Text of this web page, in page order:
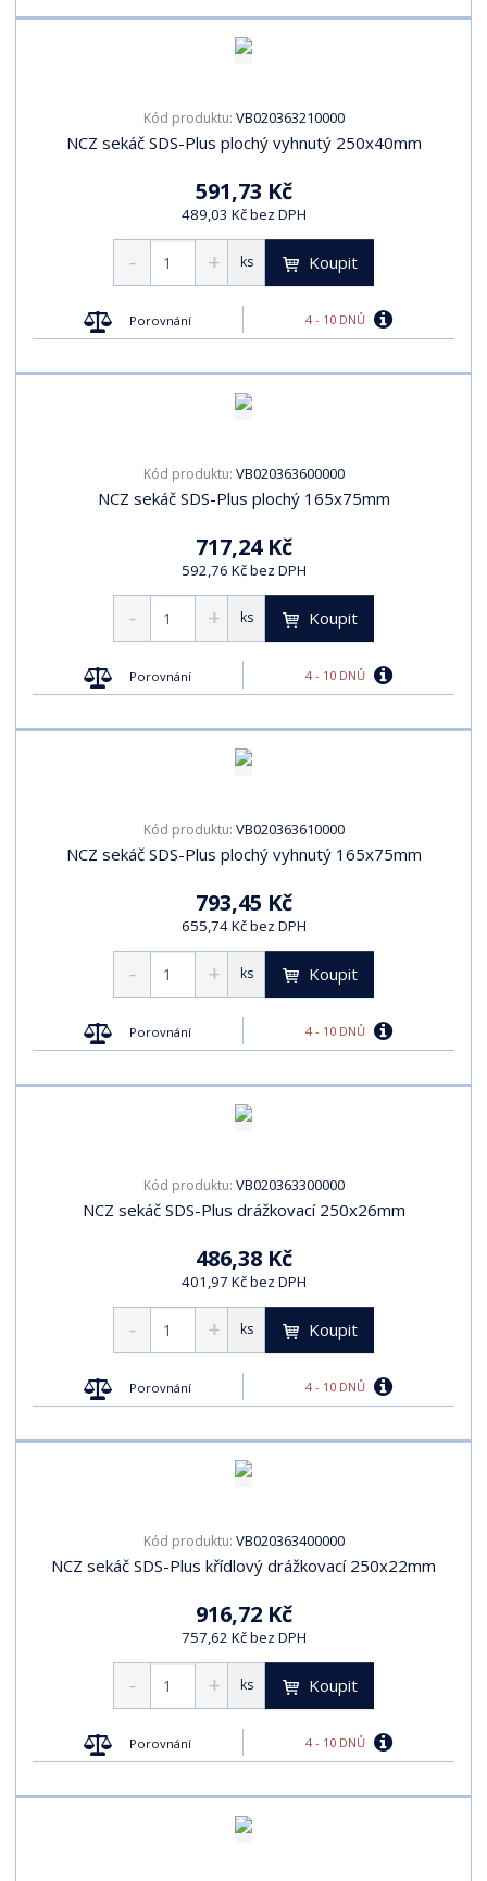
Kód produktu: VB020363210000
NCZ sekáč SDS-Plus plochý vyhnutý 250x40mm
591,73 Kč
489,03 Kč bez DPH
ks Koupit
Porovnání 4 - 10 DNŮ
Kód produktu: VB020363600000
NCZ sekáč SDS-Plus plochý 165x75mm
717,24 Kč
592,76 Kč bez DPH
ks Koupit
Porovnání 4 - 10 DNŮ
Kód produktu: VB020363610000
NCZ sekáč SDS-Plus plochý vyhnutý 165x75mm
793,45 Kč
655,74 Kč bez DPH
ks Koupit
Porovnání 4 - 10 DNŮ
Kód produktu: VB020363300000
NCZ sekáč SDS-Plus drážkovací 250x26mm
486,38 Kč
401,97 Kč bez DPH
ks Koupit
Porovnání 4 - 10 DNŮ
Kód produktu: VB020363400000
NCZ sekáč SDS-Plus křídlový drážkovací 250x22mm
916,72 Kč
757,62 Kč bez DPH
ks Koupit
Porovnání 4 - 10 DNŮ